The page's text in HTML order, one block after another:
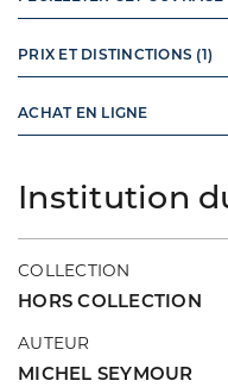
Institution
COLLECTION
HORS COLLECTION
AUTEUR
MICHEL SEYMOUR
PRIX ET DISTINCTIONS (1)
ACHAT EN LIGNE